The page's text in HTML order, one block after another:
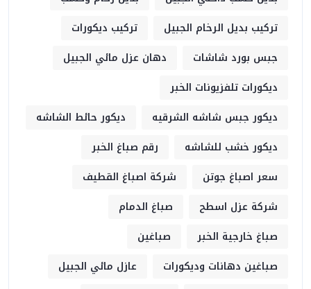
تركيب بديل الرخام الجبيل
تركيب ديكورات
جبس بورد شاشات
دهان عزل مائي الجبيل
ديكورات تلفزيونات الخبر
ديكور جبس شاشه الشرقيه
ديكور حائط الشاشه
ديكور خشب للشاشه
رقم صباغ الخبر
سعر اصباغ جوتن
شركة اصباغ القطيف
شركة عزل اسطح
صباغ الدمام
صباغ خارجية الخبر
صباغين
صباغين دهانات وديكورات
عازل مائي الجبيل